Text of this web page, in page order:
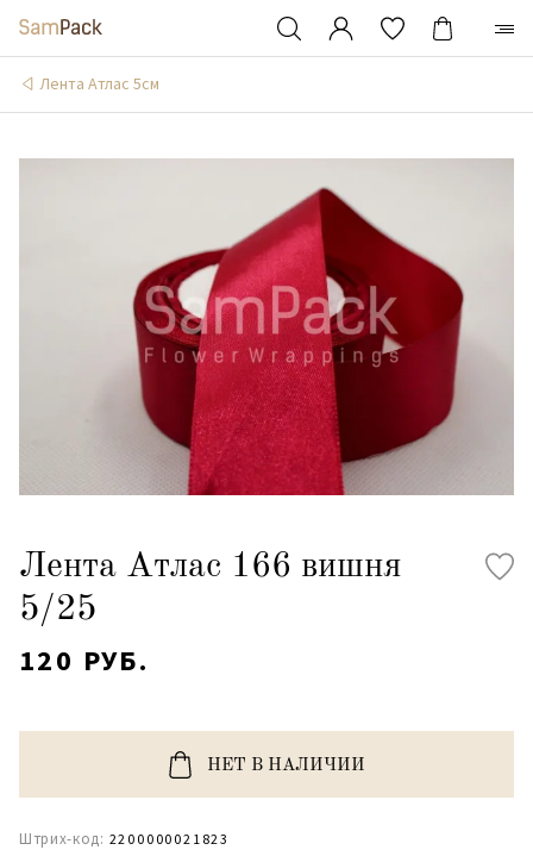
Лента Атлас 5см
Лента Атлас 166 вишня
5/25
120 РУБ.
НЕТ В НАЛИЧИИ
Штрих-код: 2200000021823